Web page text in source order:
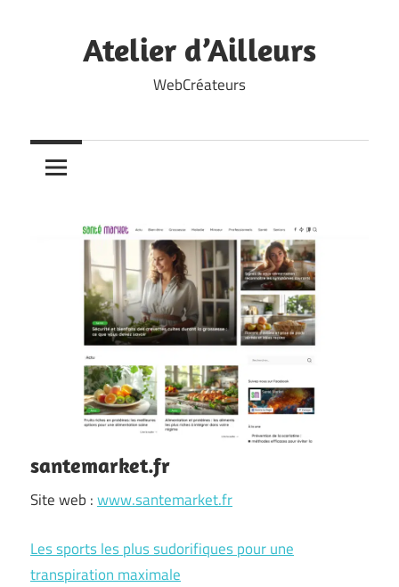
Atelier d’Ailleurs
WebCréateurs
santemarket.fr
Site web :www.santemarket.fr
Les sports les plus sudorifiques pour une
transpiration maximale